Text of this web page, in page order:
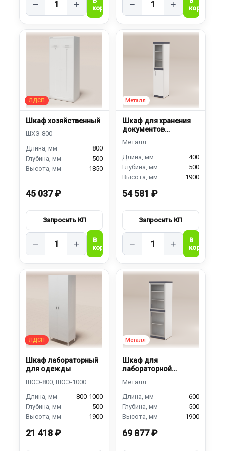
− + − +
Шкаф хозяйственный
800
500
1850
45 037 ₽
− +
Шкаф для хранения
документов
400
500
1900
54 581 ₽
− +
Шкаф лабораторный
для одежды
800-1000
500
1900
21 418 ₽
Шкаф для
лабораторной
600
500
1900
69 877 ₽